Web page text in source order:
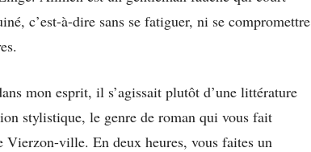
c’est-à-dire sans se fatiguer, ni se compromettre
mon esprit, il s’agissait plutôt d’une littérature
stylistique, le genre de roman qui vous fait
ville. En deux heures, vous faites un